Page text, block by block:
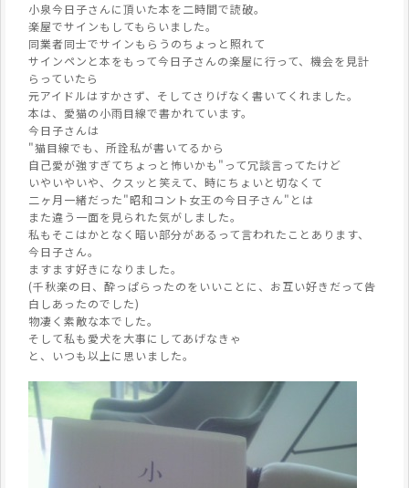
小泉今日子さんに頂いた本を二時間で読破。
楽屋でサインもしてもらいました。
同業者同士でサインもらうのちょっと照れて
サインペンと本をもって今日子さんの楽屋に行って、機会を見計
らっていたら
元アイドルはすかさず、そしてさりげなく書いてくれました。
本は、愛猫の小雨目線で書かれています。
今日子さんは
"猫目線でも、所詮私が書いてるから
自己愛が強すぎてちょっと怖いかも"って冗談言ってたけど
いやいやいや、クスッと笑えて、時にちょいと切なくて
二ヶ月一緒だった"昭和コント女王の今日子さん"とは
また違う一面を見られた気がしました。
私もそこはかとなく暗い部分があるって言われたことあります、
今日子さん。
ますます好きになりました。
(千秋楽の日、酔っぱらったのをいいことに、お互い好きだって告
白しあったのでした)
物凄く素敵な本でした。
そして私も愛犬を大事にしてあげなきゃ
と、いつも以上に思いました。